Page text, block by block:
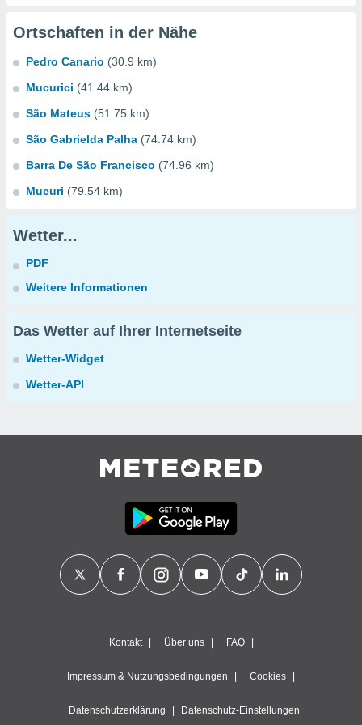
Ortschaften in der Nähe
Pedro Canario (30.9 km)
Mucurici (41.44 km)
São Mateus (51.75 km)
São Gabrielda Palha (74.74 km)
Barra De São Francisco (74.96 km)
Mucuri (79.54 km)
Wetter...
PDF
Weitere Informationen
Das Wetter auf Ihrer Internetseite
Wetter-Widget
Wetter-API
Kontakt Über uns FAQ
Impressum & Nutzungsbedingungen Cookies
Datenschutzerklärung Datenschutz-Einstellungen